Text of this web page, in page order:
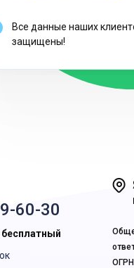
Все данные наших
защищены!
60-30
бесплатный